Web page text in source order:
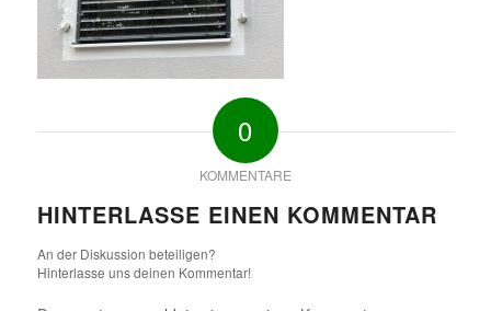
0
KOMMENTARE
HINTERLASSE EINEN KOMMENTAR
An der Diskussion beteiligen?
Hinterlasse uns deinen Kommentar!